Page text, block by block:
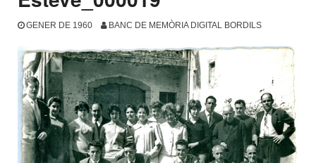
GENER DE 1960 BANC DE MEMÒRIA DIGITAL BORDILS